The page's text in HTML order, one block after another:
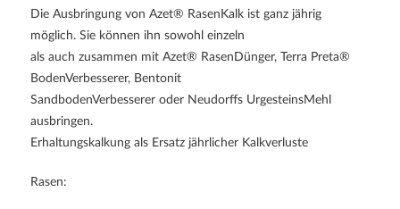
Die Ausbringung von Azet® RasenKalk ist ganz jährig
möglich. Sie können ihn sowohl einzeln
als auch zusammen mit Azet® RasenDünger, Terra Preta®
BodenVerbesserer, Bentonit
SandbodenVerbesserer oder Neudorffs UrgesteinsMehl
ausbringen.
Erhaltungskalkung als Ersatz jährlicher Kalkverluste
Rasen: